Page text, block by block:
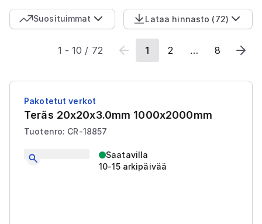
Suosituimmat Lataa hinnasto (72)
1 -10 / 72 1 2 … 8
Pakotetut verkot
Teräs 20x20x3.0mm 1000x2000mm
Tuotenro: CR-18857
Saatavilla
10-15 arkipäivää